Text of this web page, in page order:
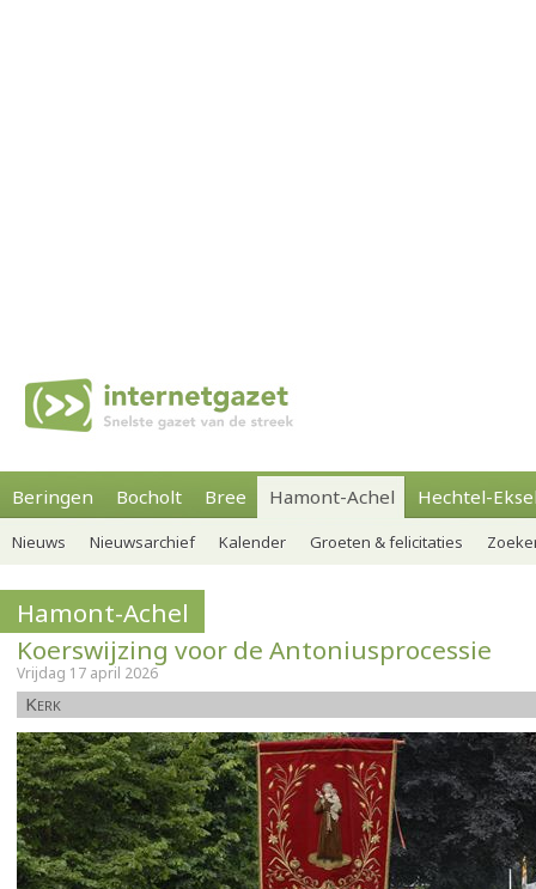
Beringen Bocholt Bree Hamont-Achel Hechtel-
Nieuws Nieuwsarchief Kalender Groeten & felicitaties
Hamont-Achel
Koerswijzing voor de Antoniusprocessie
Vrijdag 17 april 2026
Kerk